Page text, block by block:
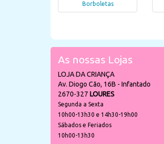
Borboletas
As nossas Lojas
LOJA DA CRIANÇA
Av. Diogo Cão, 16B - Infantado
2670-327 LOURES
Segunda a Sexta
10h00-13h30 e 14h30-19h00
Sábados e Feriados
10h00-13h30